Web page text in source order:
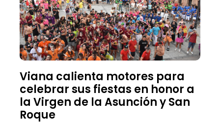
Viana calienta motores para
celebrar sus fiestas en honor a
la Virgen de la Asunción y San
Roque